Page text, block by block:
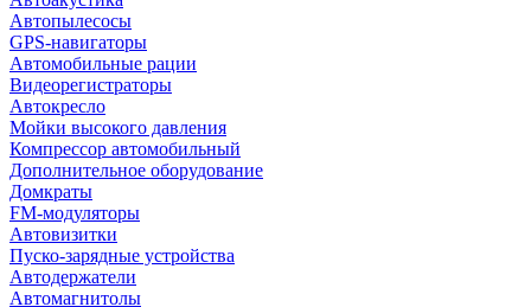
Автопылесосы
GPS-навигаторы
Автомобильные рации
Видеорегистраторы
Автокресло
Мойки высокого давления
Компрессор автомобильный
Дополнительное оборудование
Домкраты
FM-модуляторы
Автовизитки
Пуско-зарядные устройства
Автодержатели
Автомагнитолы